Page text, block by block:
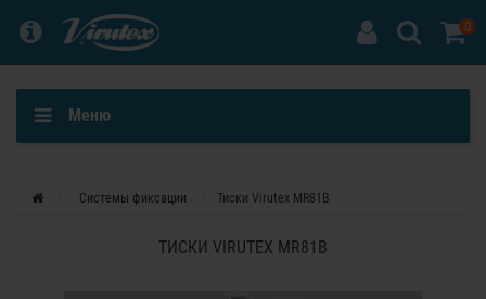
0
Меню
Системы фиксации Тиски Virutex MR81B
ТИСКИ VIRUTEX MR81B